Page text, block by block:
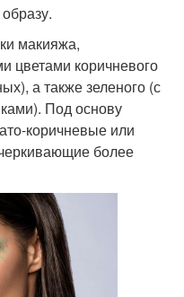
макияжа,
цветами коричневого
а также зеленого (с
Под основу
коричневые или
более